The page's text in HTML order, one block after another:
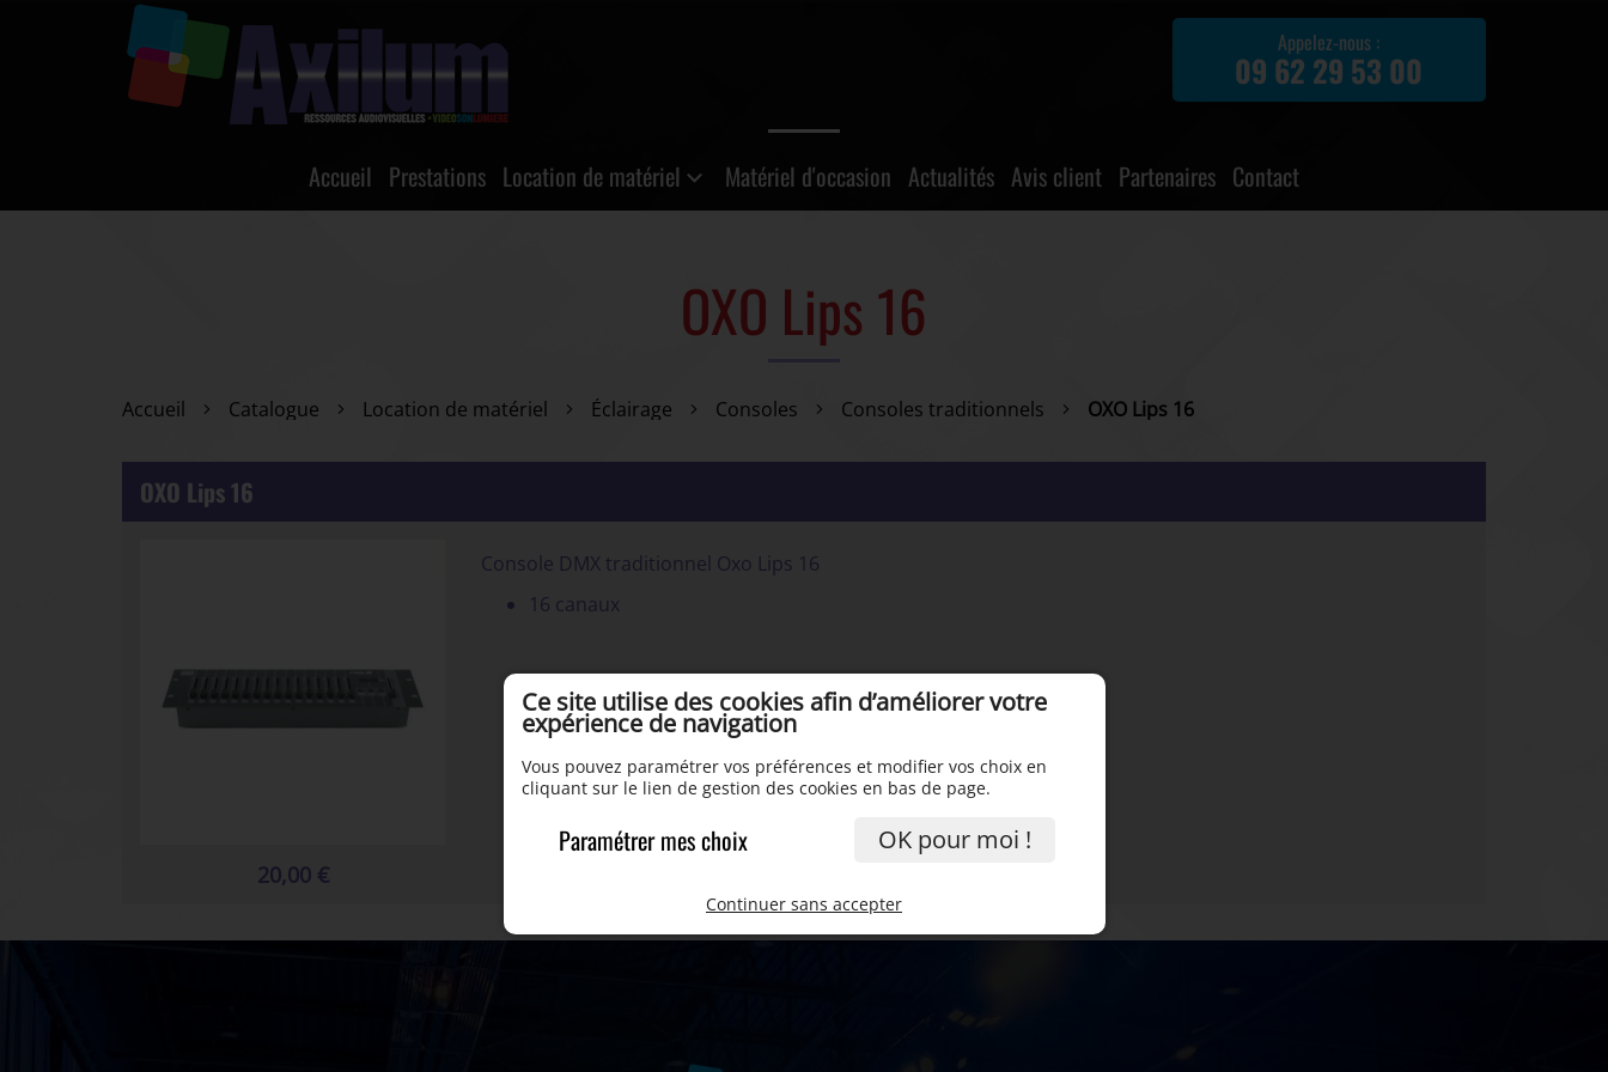
Appelez-nous :
09 62 29 53 00
Accueil Prestations Location de matériel Matériel d'occasion Actualités Avis client Partenaires Contact
OXO Lips 16
Accueil Catalogue Location de matériel Éclairage Consoles Consoles traditionnels OXO Lips 16
OXO Lips 16
20,00 €
Console DMX traditionnel Oxo Lips 16
16 canaux
Ce site utilise des cookies afin d’améliorer votre
expérience de navigation
Vous pouvez paramétrer vos préférences et modifier vos choix en
cliquant sur le lien de gestion des cookies en bas de page.
Paramétrer mes choix OK pour moi !
Continuer sans accepter